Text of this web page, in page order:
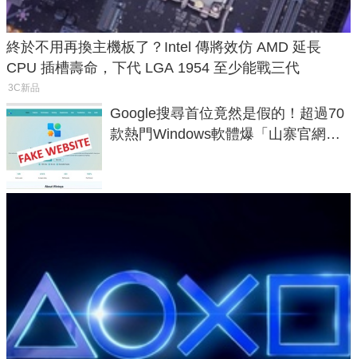
終於不用再換主機板了？Intel 傳將效仿 AMD 延長
CPU 插槽壽命，下代 LGA 1954 至少能戰三代
3C新品
Google搜尋首位竟然是假的！超過70
款熱門Windows軟體爆「山寨官網」